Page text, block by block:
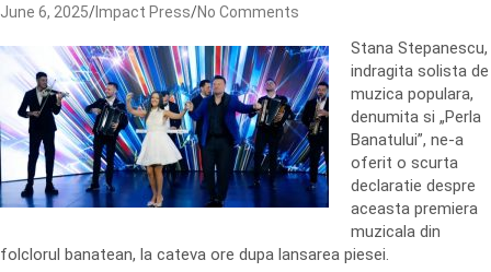
June 6, 2025 Impact Press No Comments
Stana Stepanescu,
indragita solista de
muzica populara,
denumita si „Perla
Banatului”, ne-a
oferit o scurta
declaratie despre
aceasta premiera
muzicala din
folclorul banatean, la cateva ore dupa lansarea piesei.